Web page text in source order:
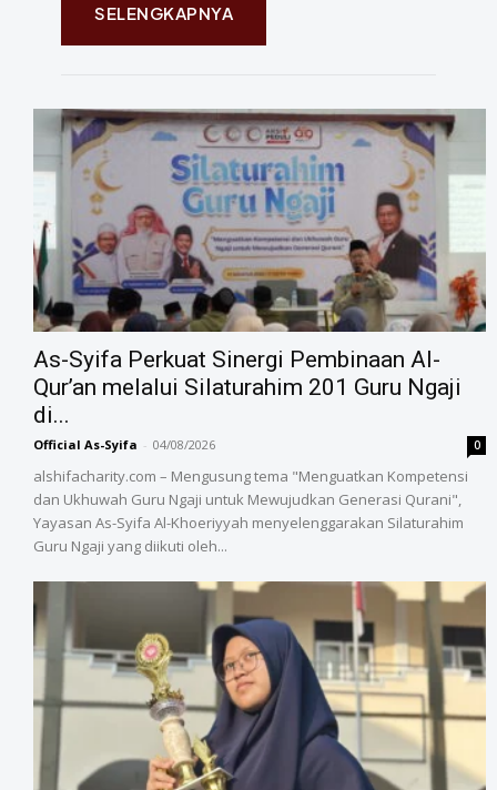
SELENGKAPNYA
As-Syifa Perkuat Sinergi Pembinaan Al-
Qur’an melalui Silaturahim 201 Guru Ngaji
di...
Official As-Syifa - 04/08/2026 0
alshifacharity.com – Mengusung tema "Menguatkan Kompetensi
dan Ukhuwah Guru Ngaji untuk Mewujudkan Generasi Qurani",
Yayasan As-Syifa Al-Khoeriyyah menyelenggarakan Silaturahim
Guru Ngaji yang diikuti oleh...